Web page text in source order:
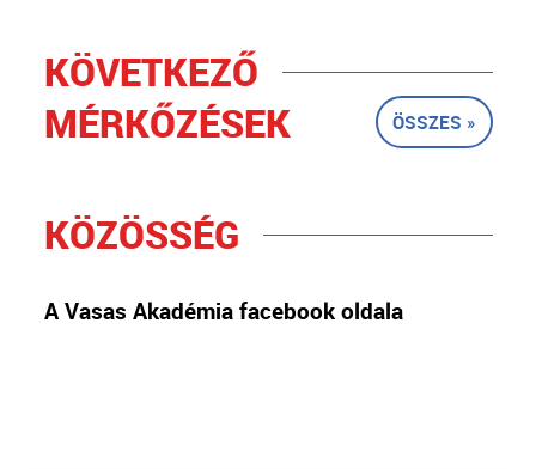
KÖVETKEZŐ
MÉRKŐZÉSEK
ÖSSZES »
KÖZÖSSÉG
A Vasas Akadémia facebook oldala